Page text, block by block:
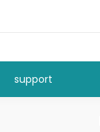
support